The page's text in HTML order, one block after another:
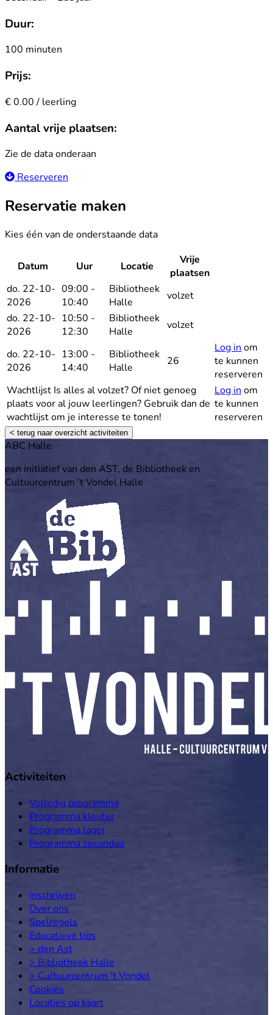
Duur:
100 minuten
Prijs:
€ 0.00 / leerling
Aantal vrije plaatsen:
Zie de data onderaan
Reserveren
Reservatie maken
Kies één van de onderstaande data
Datum Uur Locatie
Vrije
plaatsen
do. 22-10-
2026
09:00 -
10:40
Bibliotheek
Halle
volzet
do. 22-10-
2026
10:50 -
12:30
Bibliotheek
Halle
volzet
do. 22-10-
2026
13:00 -
14:40
Bibliotheek
Halle
26
Log in om
te kunnen
reserveren
Wachtlijst Is alles al volzet? Of niet genoeg
plaats voor al jouw leerlingen? Gebruik dan de
wachtlijst om je interesse te tonen!
Log in om
te kunnen
reserveren
< terug naar overzicht activiteiten
Footer
ABC Halle
een initiatief van den AST, de Bibliotheek en
Cultuurcentrum ’t Vondel Halle
Activiteiten
Volledig programma
Programma kleuter
Programma lager
Programma secundair
Informatie
Inschrijven
Over ons
Spelregels
Educatieve tips
> den Ast
> Bibliotheek Halle
> Cultuurcentrum 't Vondel
Cookies
Locaties op kaart